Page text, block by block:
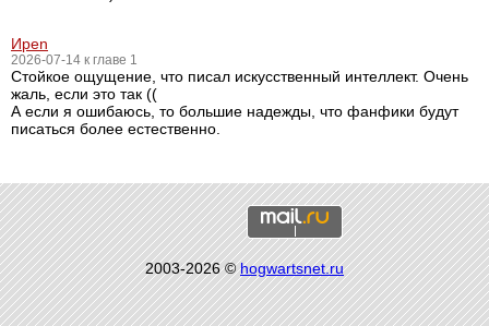
Ирen
2026-07-14 к главе 1
Стойкое ощущение, что писал искусственный интеллект. Очень
жаль, если это так ((
А если я ошибаюсь, то большие надежды, что фанфики будут
писаться более естественно.
2003-2026 ©hogwartsnet.ru